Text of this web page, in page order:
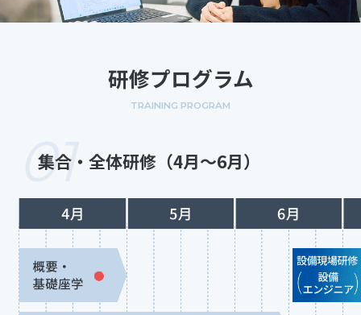
募
こ
ら
研修プログラム
TRAINING PROGRAM
01
集合・全体研修（4月〜6月）